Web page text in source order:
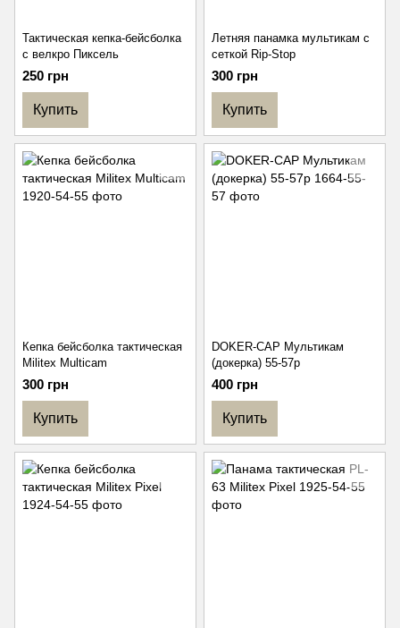
Тактическая кепка-бейсболка
с велкро Пиксель
250 грн
Купить
Летняя панамка мультикам с
сеткой Rip-Stop
300 грн
Купить
Кепка бейсболка тактическая
Militex Multicam
300 грн
Купить
DOKER-CAP Мультикам
(докерка) 55-57р
400 грн
Купить